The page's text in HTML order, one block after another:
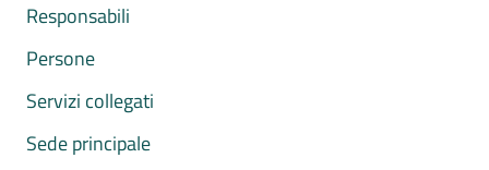
Responsabili
Persone
Servizi collegati
Sede principale